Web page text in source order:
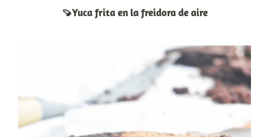
🍠Yuca frita en la freidora de aire